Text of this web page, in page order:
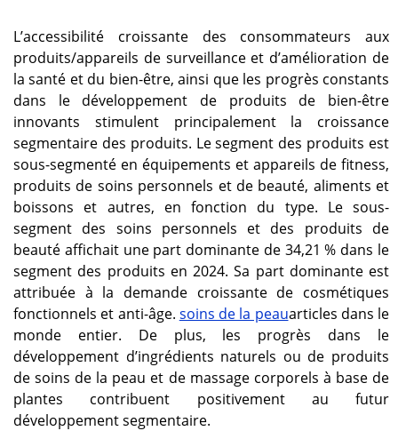
L’accessibilité croissante des consommateurs aux
produits/appareils de surveillance et d’amélioration de
la santé et du bien-être, ainsi que les progrès constants
dans le développement de produits de bien-être
innovants stimulent principalement la croissance
segmentaire des produits. Le segment des produits est
sous-segmenté en équipements et appareils de fitness,
produits de soins personnels et de beauté, aliments et
boissons et autres, en fonction du type. Le sous-
segment des soins personnels et des produits de
beauté affichait une part dominante de 34,21 % dans le
segment des produits en 2024. Sa part dominante est
attribuée à la demande croissante de cosmétiques
fonctionnels et anti-âge. soins de la peauarticles dans le
monde entier. De plus, les progrès dans le
développement d’ingrédients naturels ou de produits
de soins de la peau et de massage corporels à base de
plantes contribuent positivement au futur
développement segmentaire.